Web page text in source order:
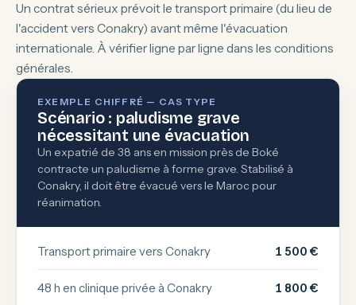
Un contrat sérieux prévoit le transport primaire (du lieu de
l'accident vers Conakry) avant même l'évacuation
internationale. À vérifier ligne par ligne dans les conditions
générales.
EXEMPLE CHIFFRÉ — CAS TYPE
Scénario : paludisme grave
nécessitant une évacuation
Un expatrié de 38 ans en mission près de Boké
contracte un paludisme à forme grave. Stabilisé à
Conakry, il doit être évacué vers le Maroc pour
réanimation.
Transport primaire vers Conakry 1 500 €
48 h en clinique privée à Conakry 1 800 €